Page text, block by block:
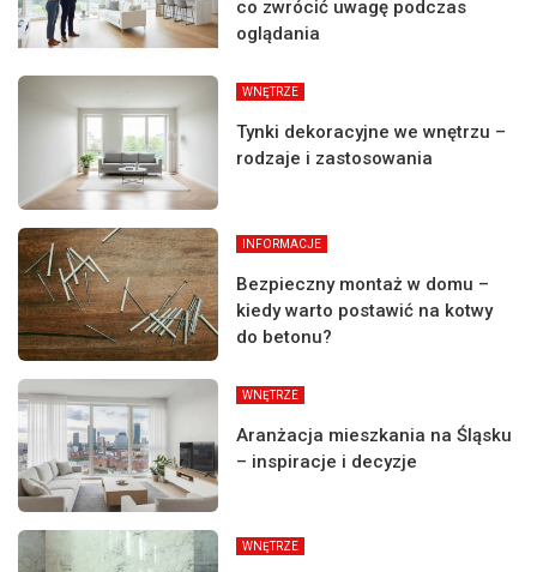
co zwrócić uwagę podczas
oglądania
WNĘTRZE
Tynki dekoracyjne we wnętrzu –
rodzaje i zastosowania
INFORMACJE
Bezpieczny montaż w domu –
kiedy warto postawić na kotwy
do betonu?
WNĘTRZE
Aranżacja mieszkania na Śląsku
– inspiracje i decyzje
WNĘTRZE